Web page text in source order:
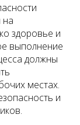
на
здоровье и
выполнение
должны
местах.
и